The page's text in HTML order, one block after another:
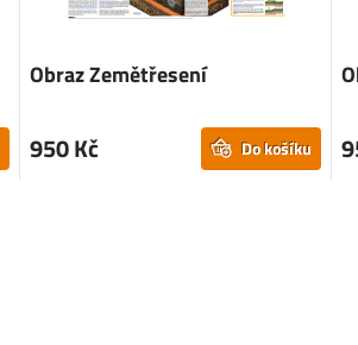
Obraz Zemětřesení
950 Kč Do košíku